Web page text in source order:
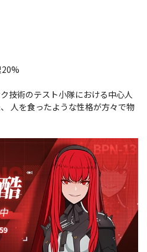
20%
技術のテスト小隊における中心人
人を食ったような性格が方々で物